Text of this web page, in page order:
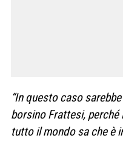
“In questo caso
borsino Frattesi,
tutto il mondo sa che è